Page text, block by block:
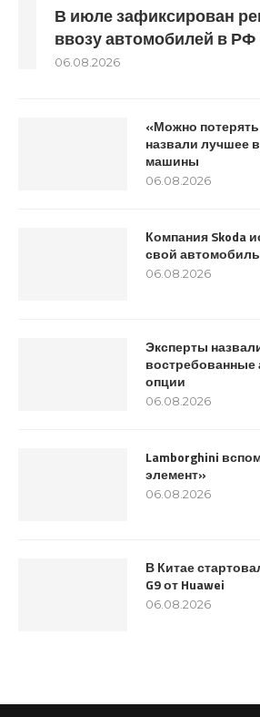
В июле зафиксирован
ввозу автомобилей в РФ
06.08.2026
«Можно
назвали лучшее
машины
06.08.2026
Компания Skoda
свой автомобиль
06.08.2026
Эксперты
опции
06.08.2026
Lamborghini
элемент»
06.08.2026
В Китае
G9 от Huawei
06.08.2026